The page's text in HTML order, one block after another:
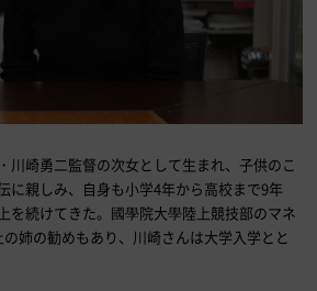
川崎勇二監督の次女として生まれ、子供のこ
に親しみ、自身も小学4年から高校まで9年
を続けてきた。國學院大學陸上競技部のマネ
姉の勧めもあり、川崎さんは大学入学とと